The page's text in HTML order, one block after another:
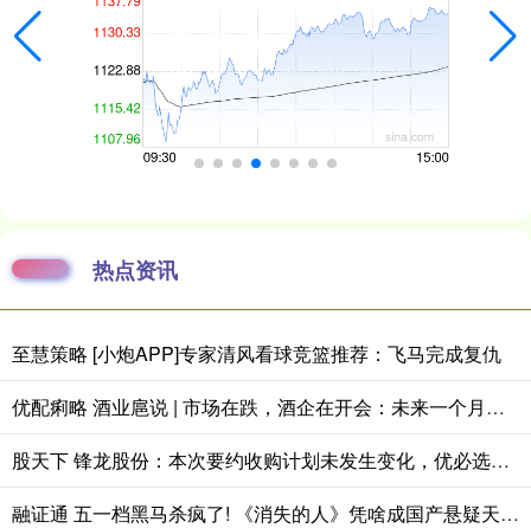
热点资讯
至慧策略 [小炮APP]专家清风看球竞篮推荐：飞马完成复仇
优配痢略 酒业扈说 | 市场在跌，酒企在开会：未来一个月，白酒行业将释放哪些信号？
股天下 锋龙股份：本次要约收购计划未发生变化，优必选及有关各方正在积极推进各项工作
融证通 五一档黑马杀疯了! 《消失的人》凭啥成国产悬疑天花板?